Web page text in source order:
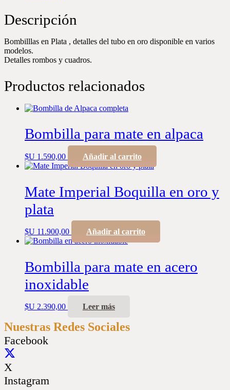
Descripción
Bombilllas en Plata , detalles del tubo en oro disponible en varios
modelos.
Detalles rombos y cuadros.
Productos relacionados
Bombilla para mate en alpaca
$U 1.590,00 Añadir al carrito
Mate Imperial Boquilla en oro y
plata
$U 11.900,00 Añadir al carrito
Bombilla para mate en acero
inoxidable
$U 2.390,00 Leer más
Nuestras Redes Sociales
Facebook
X
Instagram